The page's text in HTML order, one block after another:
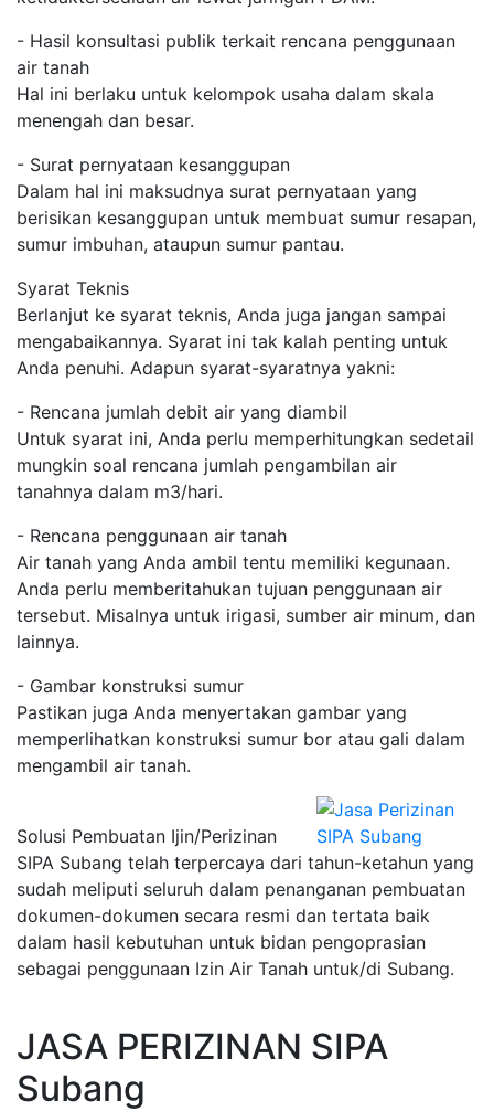
- Hasil konsultasi publik terkait rencana penggunaan
air tanah
Hal ini berlaku untuk kelompok usaha dalam skala
menengah dan besar.
- Surat pernyataan kesanggupan
Dalam hal ini maksudnya surat pernyataan yang
berisikan kesanggupan untuk membuat sumur resapan,
sumur imbuhan, ataupun sumur pantau.
Syarat Teknis
Berlanjut ke syarat teknis, Anda juga jangan sampai
mengabaikannya. Syarat ini tak kalah penting untuk
Anda penuhi. Adapun syarat-syaratnya yakni:
- Rencana jumlah debit air yang diambil
Untuk syarat ini, Anda perlu memperhitungkan sedetail
mungkin soal rencana jumlah pengambilan air
tanahnya dalam m3/hari.
- Rencana penggunaan air tanah
Air tanah yang Anda ambil tentu memiliki kegunaan.
Anda perlu memberitahukan tujuan penggunaan air
tersebut. Misalnya untuk irigasi, sumber air minum, dan
lainnya.
- Gambar konstruksi sumur
Pastikan juga Anda menyertakan gambar yang
memperlihatkan konstruksi sumur bor atau gali dalam
mengambil air tanah.
Solusi Pembuatan Ijin/Perizinan
SIPA Subang telah terpercaya dari tahun-ketahun yang
sudah meliputi seluruh dalam penanganan pembuatan
dokumen-dokumen secara resmi dan tertata baik
dalam hasil kebutuhan untuk bidan pengoprasian
sebagai penggunaan Izin Air Tanah untuk/di Subang.
JASA PERIZINAN SIPA
Subang